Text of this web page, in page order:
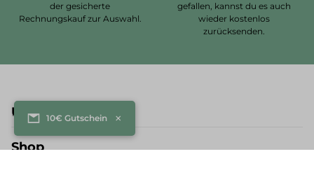
der gesicherte
Rechnungskauf zur Auswahl.
gefallen, kannst du es auch
wieder kostenlos
zurücksenden.
Über travelite
Shop
10€ Gutschein ×